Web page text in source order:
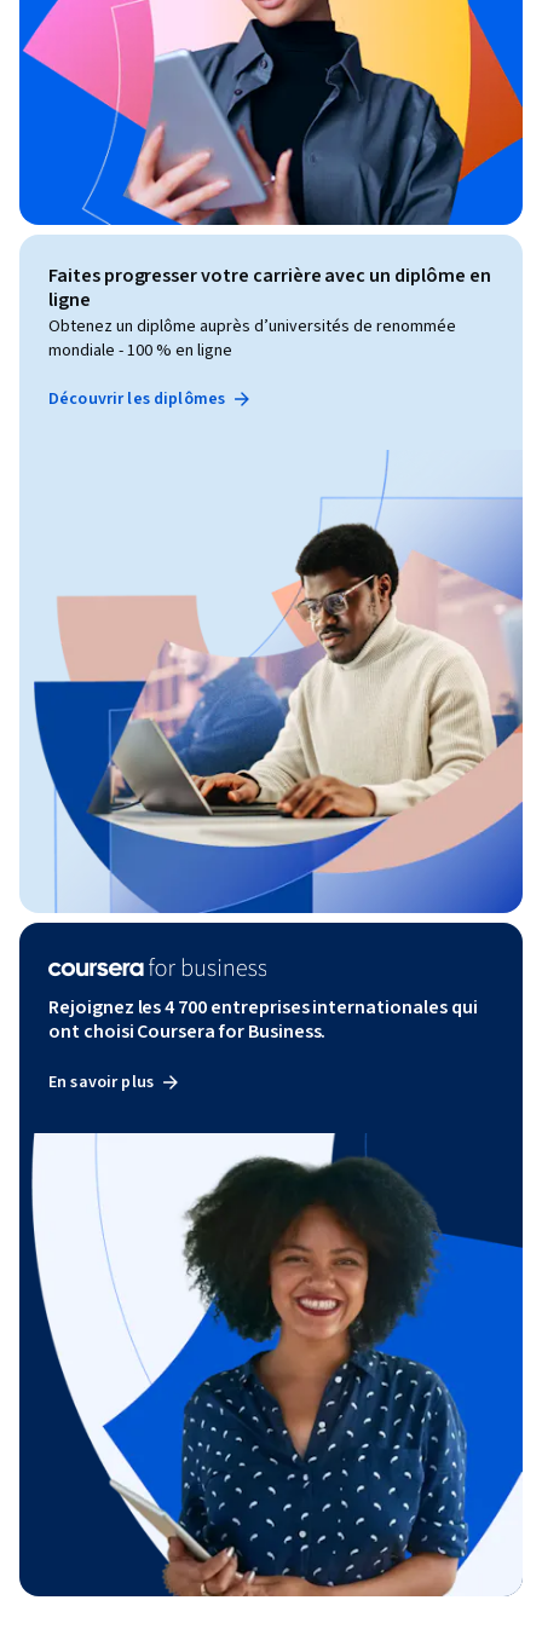
Faites progresser votre carrière avec un diplôme en
ligne
Obtenez un diplôme auprès d’universités de renommée
mondiale - 100 % en ligne
Découvrir les diplômes
Rejoignez les 4 700 entreprises internationales qui
ont choisi Coursera for Business.
En savoir plus